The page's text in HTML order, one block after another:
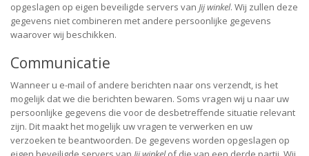
opgeslagen op eigen beveiligde servers van Jij winkel. Wij zullen deze
gegevens niet combineren met andere persoonlijke gegevens
waarover wij beschikken.
Communicatie
Wanneer u e-mail of andere berichten naar ons verzendt, is het
mogelijk dat we die berichten bewaren. Soms vragen wij u naar uw
persoonlijke gegevens die voor de desbetreffende situatie relevant
zijn. Dit maakt het mogelijk uw vragen te verwerken en uw
verzoeken te beantwoorden. De gegevens worden opgeslagen op